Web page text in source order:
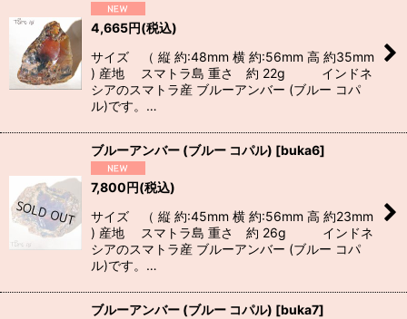
4,665円(税込)
サイズ （ 縦 約:48mm 横 約:56mm 高 約35mm
) 産地 スマトラ島 重さ 約 22g インドネ
シアのスマトラ産 ブルーアンバー (ブルー コパ
ル)です。…
ブルーアンバー (ブルー コパル) [buka6]
7,800円(税込)
サイズ （ 縦 約:45mm 横 約:56mm 高 約23mm
) 産地 スマトラ島 重さ 約 26g インドネ
シアのスマトラ産 ブルーアンバー (ブルー コパ
ル)です。…
ブルーアンバー (ブルー コパル) [buka7]